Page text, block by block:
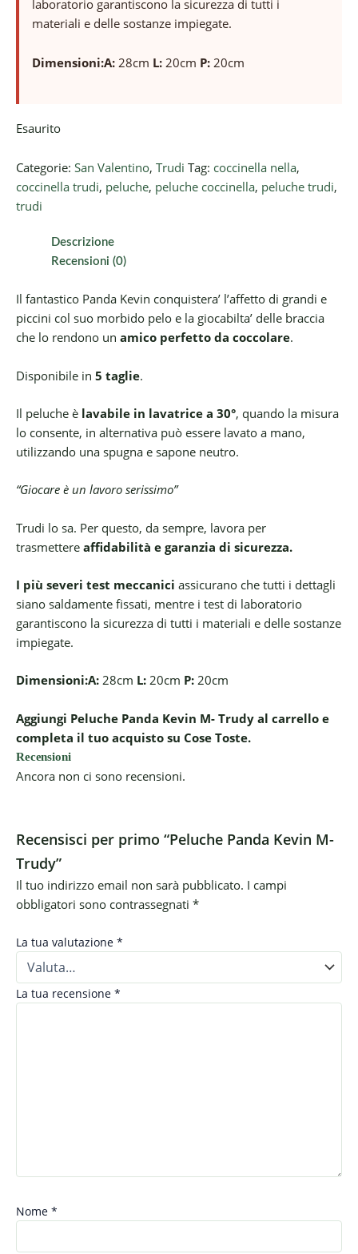
laboratorio garantiscono la sicurezza di tutti i
materiali e delle sostanze impiegate.
Dimensioni:A: 28cm L: 20cm P: 20cm
Esaurito
Categorie: San Valentino, Trudi Tag: coccinella nella,
coccinella trudi, peluche, peluche coccinella, peluche trudi,
trudi
Descrizione
Recensioni (0)
Il fantastico Panda Kevin conquistera’ l’affetto di grandi e
piccini col suo morbido pelo e la giocabilta’ delle braccia
che lo rendono un amico perfetto da coccolare.
Disponibile in 5 taglie.
Il peluche è lavabile in lavatrice a 30°, quando la misura
lo consente, in alternativa può essere lavato a mano,
utilizzando una spugna e sapone neutro.
“Giocare è un lavoro serissimo”
Trudi lo sa. Per questo, da sempre, lavora per
trasmettere affidabilità e garanzia di sicurezza.
I più severi test meccanici assicurano che tutti i dettagli
siano saldamente fissati, mentre i test di laboratorio
garantiscono la sicurezza di tutti i materiali e delle sostanze
impiegate.
Dimensioni:A: 28cm L: 20cm P: 20cm
Aggiungi Peluche Panda Kevin M- Trudy al carrello e
completa il tuo acquisto su Cose Toste.
Recensioni
Ancora non ci sono recensioni.
Recensisci per primo “Peluche Panda Kevin M-
Trudy”
Il tuo indirizzo email non sarà pubblicato. I campi
obbligatori sono contrassegnati *
La tua valutazione *
La tua recensione *
Nome *